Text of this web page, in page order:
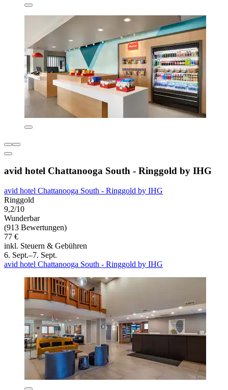
avid hotel Chattanooga South - Ringgold by IHG
avid hotel Chattanooga South - Ringgold by IHG
Ringgold
9,2/10
Wunderbar
(913 Bewertungen)
77 €
inkl. Steuern & Gebühren
6. Sept.–7. Sept.
avid hotel Chattanooga South - Ringgold by IHG